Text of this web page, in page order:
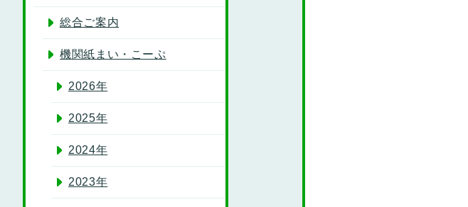
総合ご案内
機関紙まい・こーぷ
2026年
2025年
2024年
2023年